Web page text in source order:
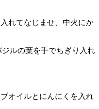
れてなじませ、中火にか
ルの葉を手でちぎり入れ
オイルとにんにくを入れ